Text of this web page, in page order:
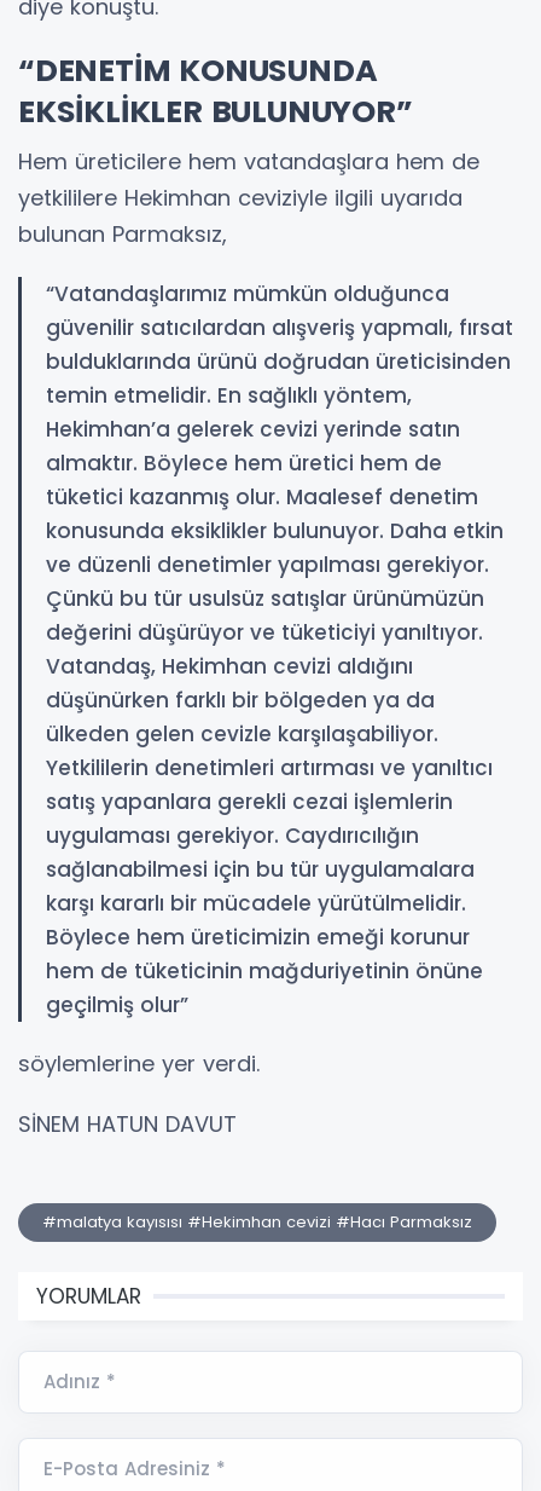
diye konuştu.
“DENETİM KONUSUNDA
EKSİKLİKLER BULUNUYOR”
Hem üreticilere hem vatandaşlara hem de
yetkililere Hekimhan ceviziyle ilgili uyarıda
bulunan Parmaksız,
“Vatandaşlarımız mümkün olduğunca
güvenilir satıcılardan alışveriş yapmalı, fırsat
bulduklarında ürünü doğrudan üreticisinden
temin etmelidir. En sağlıklı yöntem,
Hekimhan’a gelerek cevizi yerinde satın
almaktır. Böylece hem üretici hem de
tüketici kazanmış olur. Maalesef denetim
konusunda eksiklikler bulunuyor. Daha etkin
ve düzenli denetimler yapılması gerekiyor.
Çünkü bu tür usulsüz satışlar ürünümüzün
değerini düşürüyor ve tüketiciyi yanıltıyor.
Vatandaş, Hekimhan cevizi aldığını
düşünürken farklı bir bölgeden ya da
ülkeden gelen cevizle karşılaşabiliyor.
Yetkililerin denetimleri artırması ve yanıltıcı
satış yapanlara gerekli cezai işlemlerin
uygulaması gerekiyor. Caydırıcılığın
sağlanabilmesi için bu tür uygulamalara
karşı kararlı bir mücadele yürütülmelidir.
Böylece hem üreticimizin emeği korunur
hem de tüketicinin mağduriyetinin önüne
geçilmiş olur”
söylemlerine yer verdi.
SİNEM HATUN DAVUT
#malatya kayısısı #Hekimhan cevizi #Hacı Parmaksız
YORUMLAR
Adınız *
E-Posta Adresiniz *